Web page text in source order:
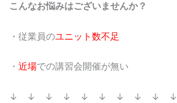
こんなお悩みはございませんか？
・従業員のユニット数不足
・ 近場での講習会開催が無い
↓ ↓ ↓ ↓ ↓ ↓ ↓ ↓ ↓ ↓